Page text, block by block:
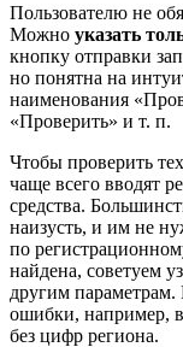
Пользователю не
Можно указать
кнопку отправки
но понятна на
наименования
«Проверить» и т. п.
Чтобы проверить
чаще всего вводят
средства.
наизусть, и им не
по
найдена, советуем
другим
ошибки, например,
без цифр региона.